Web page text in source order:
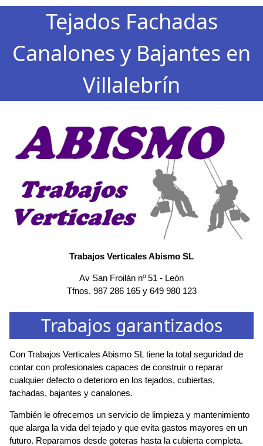
Tejados Fachadas
Canalones y Bajantes en
Villalebrín
Trabajos Verticales Abismo SL
Av San Froilán nº 51 - León
Tfnos. 987 286 165y 649 980 123
Trabajos garantizados
Con Trabajos Verticales Abismo SL tiene la total seguridad de
contar con profesionales capaces de construir o reparar
cualquier defecto o deterioro en los tejados, cubiertas,
fachadas, bajantes y canalones.
También le ofrecemos un servicio de limpieza y mantenimiento
que alarga la vida del tejado y que evita gastos mayores en un
futuro. Reparamos desde goteras hasta la cubierta completa.